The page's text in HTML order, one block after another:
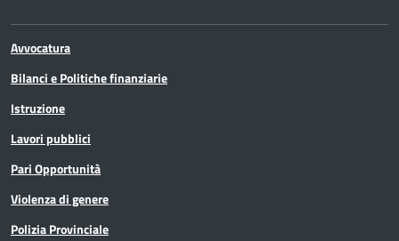
Avvocatura
Bilanci e Politiche finanziarie
Istruzione
Lavori pubblici
Pari Opportunità
Violenza di genere
Polizia Provinciale